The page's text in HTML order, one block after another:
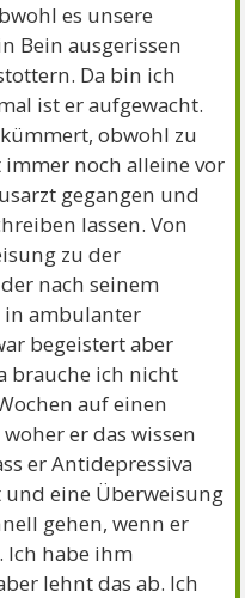
es unsere
Bein ausgerissen
Da bin ich
ist er aufgewacht.
obwohl zu
immer noch alleine vor
gegangen und
lassen. Von
zu der
nach seinem
in ambulanter
begeistert aber
brauche ich nicht
auf einen
er das wissen
er Antidepressiva
eine Überweisung
gehen, wenn er
habe ihm
lehnt das ab. Ich